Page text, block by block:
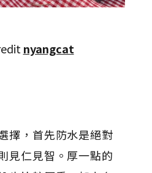
nyangcat
擇，首先防水是絕對
見仁見智。厚一點的